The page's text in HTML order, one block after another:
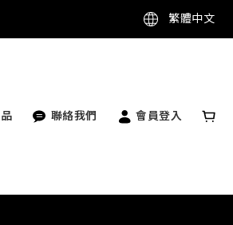
繁體中文
聯絡我們 會員登入